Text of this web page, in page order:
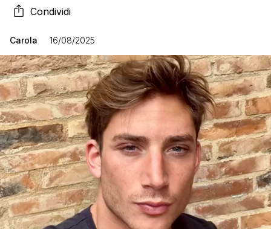
Condividi
Carola 16/08/2025